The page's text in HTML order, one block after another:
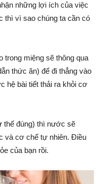
những lợi ích của việc
thì vì sao chúng ta cần có
trong miệng sẽ thông qua
thức ăn) để đi thẳng vào
hệ bài tiết thải ra khỏi cơ
thế đúng) thì nước sẽ
và cơ chế tự nhiên. Điều
của bạn rồi.